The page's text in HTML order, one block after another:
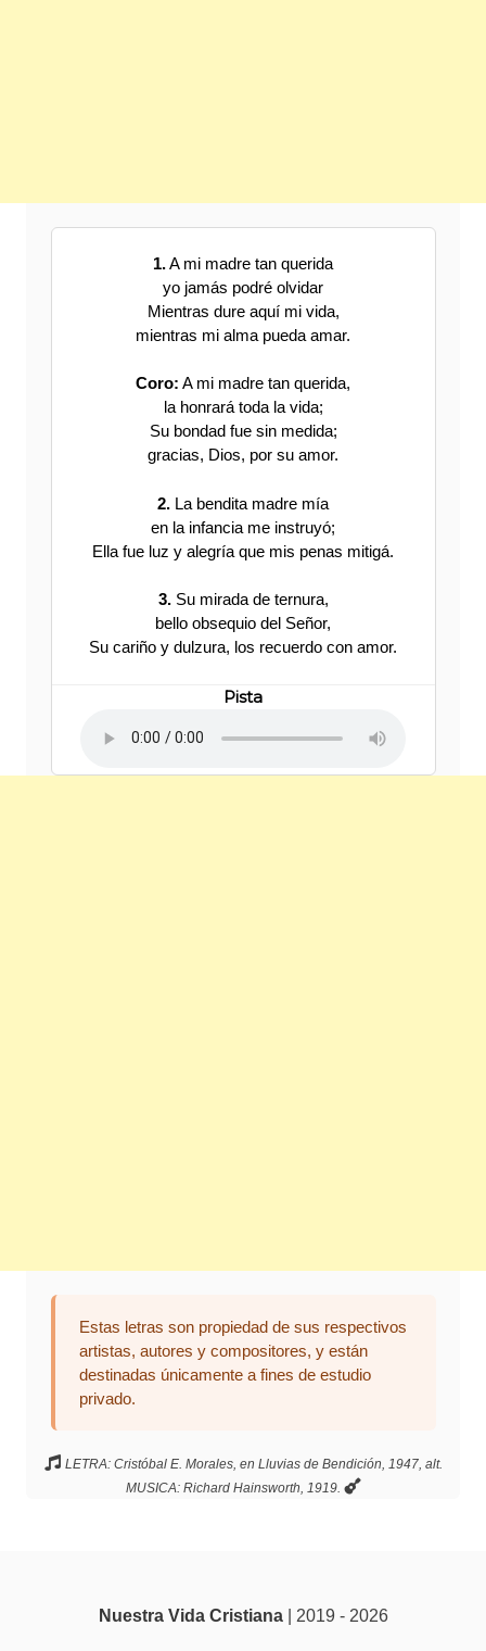
1.A mi madre tan querida
yo jamás podré olvidar
Mientras dure aquí mi vida,
mientras mi alma pueda amar.
Coro: A mi madre tan querida,
la honrará toda la vida;
Su bondad fue sin medida;
gracias, Dios, por su amor.
2. La bendita madre mía
en la infancia me instruyó;
Ella fue luz y alegría que mis penas mitigá.
3.Su mirada de ternura,
bello obsequio del Señor,
Su cariño y dulzura, los recuerdo con amor.
Pista
Estas letras son propiedad de sus respectivos
artistas, autores y compositores, y están
destinadas únicamente a fines de estudio
privado.
LETRA: Cristóbal E. Morales, en Lluvias de Bendición, 1947, alt.
MUSICA: Richard Hainsworth, 1919.
Nuestra Vida Cristiana| 2019 - 2026